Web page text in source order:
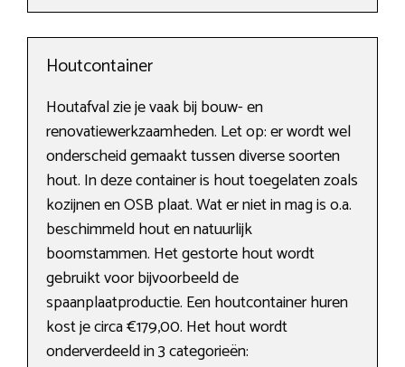
Houtcontainer
Houtafval zie je vaak bij bouw- en
renovatiewerkzaamheden. Let op: er wordt wel
onderscheid gemaakt tussen diverse soorten
hout. In deze container is hout toegelaten zoals
kozijnen en OSB plaat. Wat er niet in mag is o.a.
beschimmeld hout en natuurlijk
boomstammen. Het gestorte hout wordt
gebruikt voor bijvoorbeeld de
spaanplaatproductie. Een houtcontainer huren
kost je circa €179,00. Het hout wordt
onderverdeeld in 3 categorieën: